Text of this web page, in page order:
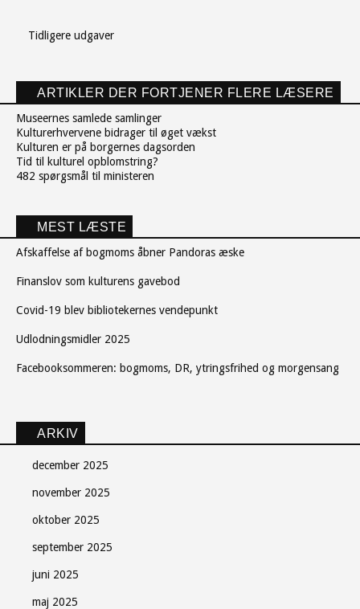
Tidligere udgaver
ARTIKLER DER FORTJENER FLERE LÆSERE
Museernes samlede samlinger
Kulturerhvervene bidrager til øget vækst
Kulturen er på borgernes dagsorden
Tid til kulturel opblomstring?
482 spørgsmål til ministeren
MEST LÆSTE
Afskaffelse af bogmoms åbner Pandoras æske
Finanslov som kulturens gavebod
Covid-19 blev bibliotekernes vendepunkt
Udlodningsmidler 2025
Facebooksommeren: bogmoms, DR, ytringsfrihed og morgensang
ARKIV
december 2025
november 2025
oktober 2025
september 2025
juni 2025
maj 2025